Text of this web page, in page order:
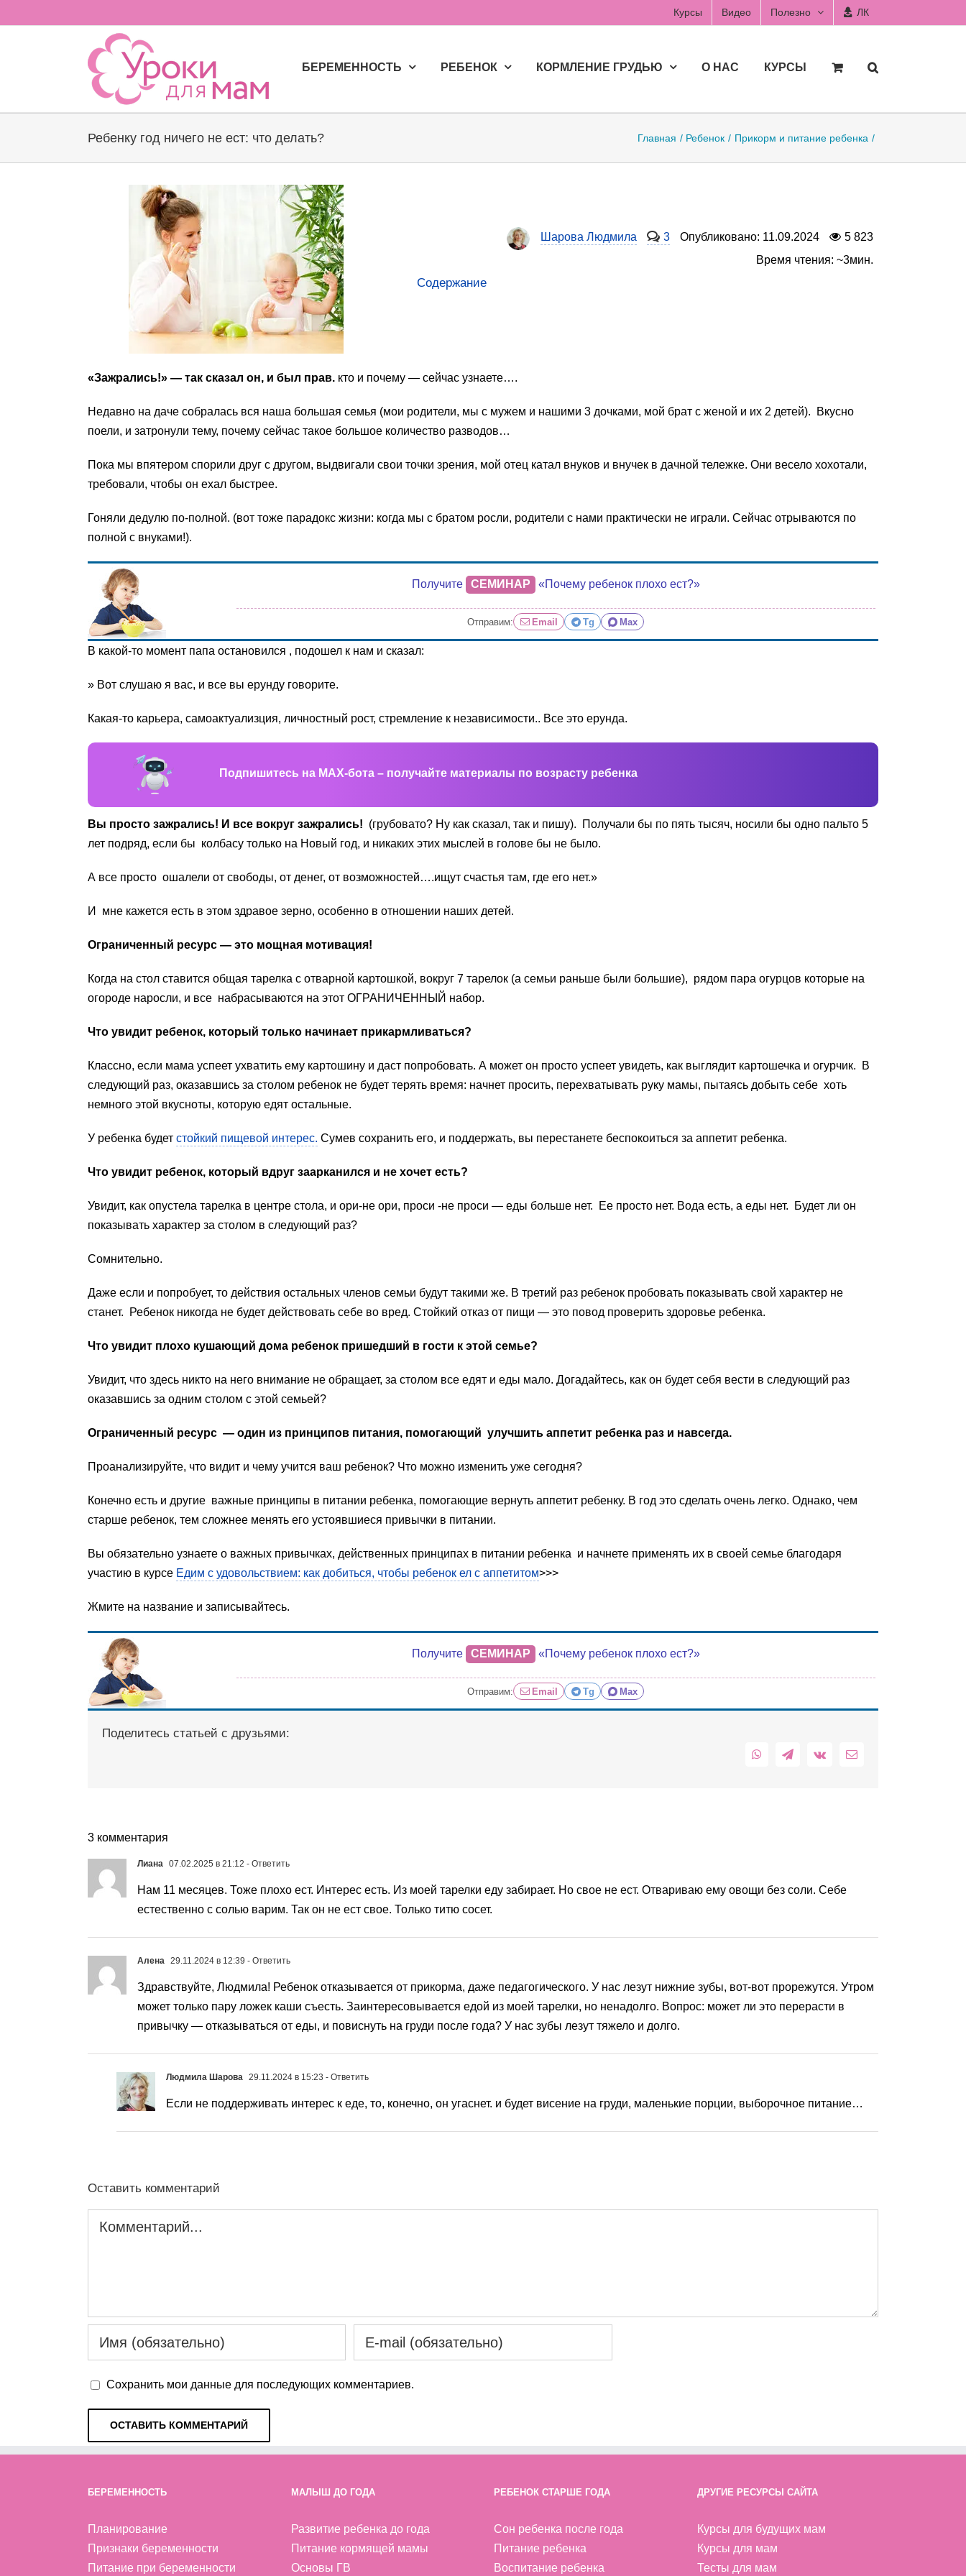
to
Курсы Видео Полезно ЛК
БЕРЕМЕННОСТЬ РЕБЕНОК КОРМЛЕНИЕ ГРУДЬЮ О НАС КУРСЫ
Ребенку год ничего не ест: что делать? Главная Ребенок Прикорм и питание ребенка
Шарова Людмила 3 Опубликовано: 11.09.2024
5 823
Время чтения: ~3мин.
Содержание
«Зажрались!» — так сказал он, и был прав. кто и почему — сейчас узнаете….
Недавно на даче собралась вся наша большая семья (мои родители, мы с мужем и нашими 3 дочками, мой брат с женой и их 2 детей). Вкусно
поели, и затронули тему, почему сейчас такое большое количество разводов…
Пока мы впятером спорили друг с другом, выдвигали свои точки зрения, мой отец катал внуков и внучек в дачной тележке. Они весело хохотали,
требовали, чтобы он ехал быстрее.
Гоняли дедулю по-полной. (вот тоже парадокс жизни: когда мы с братом росли, родители с нами практически не играли. Сейчас отрываются по
полной с внуками!).
Получите СЕМИНАР «Почему ребенок плохо ест?»
Отправим: Email Tg Max
В какой-то момент папа остановился , подошел к нам и сказал:
» Вот слушаю я вас, и все вы ерунду говорите.
Какая-то карьера, самоактуализция, личностный рост, стремление к независимости.. Все это ерунда.
Подпишитесь на MAX-бота – получайте материалы по возрасту ребенка
Вы просто зажрались! И все вокруг зажрались! (грубовато? Ну как сказал, так и пишу). Получали бы по пять тысяч, носили бы одно пальто 5
лет подряд, если бы колбасу только на Новый год, и никаких этих мыслей в голове бы не было.
А все просто ошалели от свободы, от денег, от возможностей….ищут счастья там, где его нет.»
И мне кажется есть в этом здравое зерно, особенно в отношении наших детей.
Ограниченный ресурс — это мощная мотивация!
Когда на стол ставится общая тарелка с отварной картошкой, вокруг 7 тарелок (а семьи раньше были большие), рядом пара огурцов которые на
огороде наросли, и все набрасываются на этот ОГРАНИЧЕННЫЙ набор.
Что увидит ребенок, который только начинает прикармливаться?
Классно, если мама успеет ухватить ему картошину и даст попробовать. А может он просто успеет увидеть, как выглядит картошечка и огурчик. В
следующий раз, оказавшись за столом ребенок не будет терять время: начнет просить, перехватывать руку мамы, пытаясь добыть себе хоть
немного этой вкусноты, которую едят остальные.
У ребенка будет стойкий пищевой интерес. Сумев сохранить его, и поддержать, вы перестанете беспокоиться за аппетит ребенка.
Что увидит ребенок, который вдруг заарканился и не хочет есть?
Увидит, как опустела тарелка в центре стола, и ори-не ори, проси -не проси — еды больше нет. Ее просто нет. Вода есть, а еды нет. Будет ли он
показывать характер за столом в следующий раз?
Сомнительно.
Даже если и попробует, то действия остальных членов семьи будут такими же. В третий раз ребенок пробовать показывать свой характер не
станет. Ребенок никогда не будет действовать себе во вред. Стойкий отказ от пищи — это повод проверить здоровье ребенка.
Что увидит плохо кушающий дома ребенок пришедший в гости к этой семье?
Увидит, что здесь никто на него внимание не обращает, за столом все едят и еды мало. Догадайтесь, как он будет себя вести в следующий раз
оказавшись за одним столом с этой семьей?
Ограниченный ресурс — один из принципов питания, помогающий улучшить аппетит ребенка раз и навсегда.
Проанализируйте, что видит и чему учится ваш ребенок? Что можно изменить уже сегодня?
Конечно есть и другие важные принципы в питании ребенка, помогающие вернуть аппетит ребенку. В год это сделать очень легко. Однако, чем
старше ребенок, тем сложнее менять его устоявшиеся привычки в питании.
Вы обязательно узнаете о важных привычках, действенных принципах в питании ребенка и начнете применять их в своей семье благодаря
участию в курсе Едим с удовольствием: как добиться, чтобы ребенок ел с аппетитом>>>
Жмите на название и записывайтесь.
Получите СЕМИНАР «Почему ребенок плохо ест?»
Отправим: Email Tg Max
Поделитесь статьей с друзьями:
WhatsAppTelegram
Vk Email
3 комментария
Лиана 07.02.2025 в 21:12 - Ответить
Нам 11 месяцев. Тоже плохо ест. Интерес есть. Из моей тарелки еду забирает. Но свое не ест. Отвариваю ему овощи без соли. Себе
естественно с солью варим. Так он не ест свое. Только титю сосет.
Алена 29.11.2024 в 12:39 - Ответить
Здравствуйте, Людмила! Ребенок отказывается от прикорма, даже педагогического. У нас лезут нижние зубы, вот-вот прорежутся. Утром
может только пару ложек каши съесть. Заинтересовывается едой из моей тарелки, но ненадолго. Вопрос: может ли это перерасти в
привычку — отказываться от еды, и повиснуть на груди после года? У нас зубы лезут тяжело и долго.
Людмила Шарова 29.11.2024 в 15:23 - Ответить
Если не поддерживать интерес к еде, то, конечно, он угаснет. и будет висение на груди, маленькие порции, выборочное питание…
Оставить комментарий
Сохранить мои данные для последующих комментариев.
БЕРЕМЕННОСТЬ
Планирование
Признаки беременности
Питание при беременности
МАЛЫШ ДО ГОДА
Развитие ребенка до года
Питание кормящей мамы
Основы ГВ
РЕБЕНОК СТАРШЕ ГОДА
Сон ребенка после года
Питание ребенка
Воспитание ребенка
ДРУГИЕ РЕСУРСЫ САЙТА
Курсы для будущих мам
Курсы для мам
Тесты для мам